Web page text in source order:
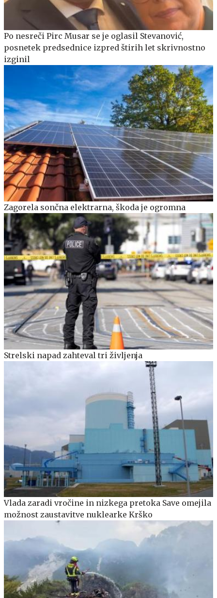
Po nesreči Pirc Musar se je oglasil Stevanović,
posnetek predsednice izpred štirih let skrivnostno
izginil
Zagorela sončna elektrarna, škoda je ogromna
Strelski napad zahteval tri življenja
Vlada zaradi vročine in nizkega pretoka Save omejila
možnost zaustavitve nuklearke Krško